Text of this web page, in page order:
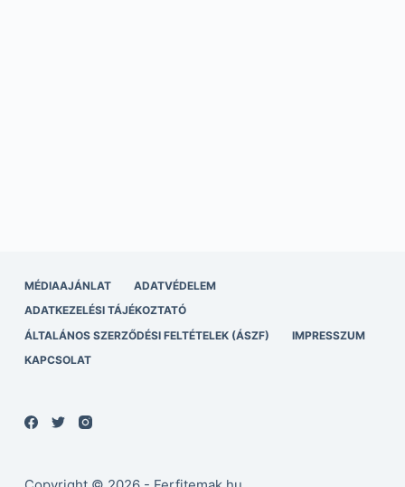
MÉDIAAJÁNLAT
ADATVÉDELEM
ADATKEZELÉSI TÁJÉKOZTATÓ
ÁLTALÁNOS SZERZŐDÉSI FELTÉTELEK (ÁSZF)
IMPRESSZUM
KAPCSOLAT